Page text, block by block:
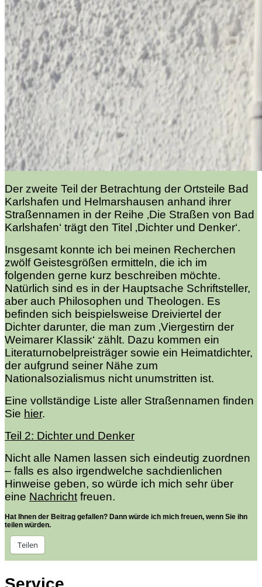
Der zweite Teil der Betrachtung der Ortsteile Bad
Karlshafen und Helmarshausen anhand ihrer
Straßennamen in der Reihe ‚Die Straßen von Bad
Karlshafen‘ trägt den Titel ‚Dichter und Denker‘.
Insgesamt konnte ich bei meinen Recherchen
zwölf Geistesgrößen ermitteln, die ich im
folgenden gerne kurz beschreiben möchte.
Natürlich sind es in der Hauptsache Schriftsteller,
aber auch Philosophen und Theologen. Es
befinden sich beispielsweise Dreiviertel der
Dichter darunter, die man zum ‚Viergestirn der
Weimarer Klassik‘ zählt. Dazu kommen ein
Literaturnobelpreisträger sowie ein Heimatdichter,
der aufgrund seiner Nähe zum
Nationalsozialismus nicht unumstritten ist.
Eine vollständige Liste aller Straßennamen finden
Sie hier.
Teil 2: Dichter und Denker
Nicht alle Namen lassen sich eindeutig zuordnen
– falls es also irgendwelche sachdienlichen
Hinweise geben, so würde ich mich sehr über
eine Nachrichtfreuen.
Hat Ihnen der Beitrag gefallen? Dann würde ich mich freuen, wenn Sie ihn
teilen würden.
Teilen